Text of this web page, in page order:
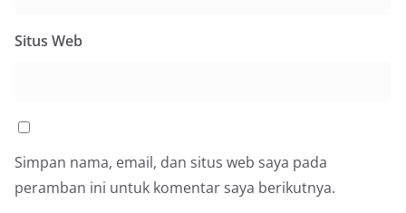
Situs Web
Simpan nama, email, dan situs web saya pada
peramban ini untuk komentar saya berikutnya.